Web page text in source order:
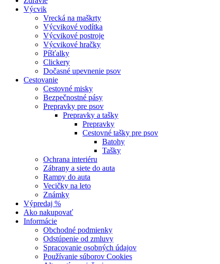
Výcvik
Vrecká na maškrty
Výcvikové vodítka
Výcvikové postroje
Výcvikové hračky
Píšťalky
Clickery
Dočasné upevnenie psov
Cestovanie
Cestovné misky
Bezpečnostné pásy
Prepravky pre psov
Prepravky a tašky
Prepravky
Cestovné tašky pre psov
Batohy
Tašky
Ochrana interiéru
Zábrany a siete do auta
Rampy do auta
Vecičky na leto
Známky
Výpredaj %
Ako nakupovať
Informácie
Obchodné podmienky
Odstúpenie od zmluvy
Spracovanie osobných údajov
Používanie súborov Cookies